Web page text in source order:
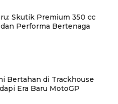
Skutik Premium 350 cc
Performa Bertenaga
Bertahan di Trackhouse
Era Baru MotoGP